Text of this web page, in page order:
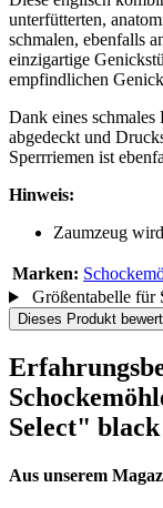
unterfütterten,
schmalen, ebenfalls
einzigartige
empfindlichen
Dank eines
abgedeckt und
Sperrriemen ist
Hinweis:
Zaumzeug
Marken:
Größentabelle für
Dieses Produkt
Select" black
Aus unserem